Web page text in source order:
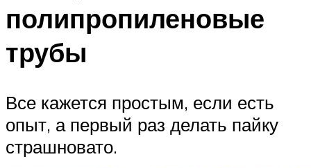
полипропиленовые
трубы
Все кажется простым, если есть
опыт, а первый раз делать пайку
страшновато.